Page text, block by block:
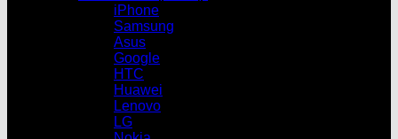
iPhone
Samsung
Asus
Google
HTC
Huawei
Lenovo
LG